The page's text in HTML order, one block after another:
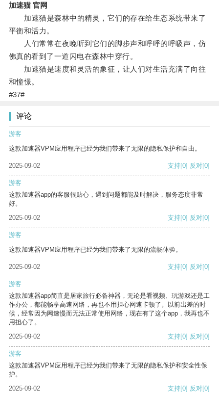
加速猫 官网
加速猫是森林中的精灵，它们的存在给生态系统带来了
平衡和活力。
人们常常在夜晚听到它们的脚步声和呼呼的呼吸声，仿
佛真的看到了一道闪电在森林中穿行。
加速猫是速度和灵活的象征，让人们对生活充满了向往
和憧憬。
#37#
评论
游客
这款加速器VPM应用程序已经为我们带来了无限的隐私保护和自由。
2025-09-02 支持[0] 反对[0]
游客
这款加速器app的客服很贴心，遇到问题都能及时解决，服务态度非常
好。
2025-09-02
支持[0] 反对[0]
游客
这款加速器VPM应用程序已经为我们带来了无限的流畅体验。
2025-09-02 支持[0] 反对[0]
游客
这款加速器app简直是居家旅行必备神器，无论是看视频、玩游戏还是工
作办公，都能畅享高速网络，再也不用担心网速卡顿了。以前出差的时
候，经常因为网速慢而无法正常使用网络，现在有了这个app，我再也不
用担心了。
2025-09-02
支持[0] 反对[0]
游客
这款加速器VPM应用程序已经为我们带来了无限的隐私保护和安全性保
护。
2025-09-02
支持[0] 反对[0]